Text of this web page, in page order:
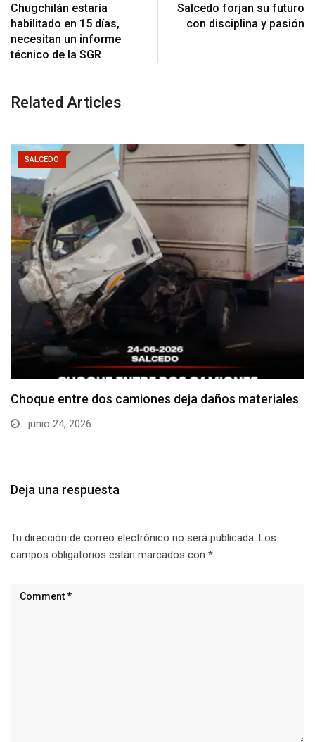
Chugchilán estaría
habilitado en 15 días,
necesitan un informe
técnico de la SGR
Salcedo forjan su futuro
con disciplina y pasión
Related Articles
SALCEDO
Choque entre dos camiones deja daños materiales
junio 24, 2026
Deja una respuesta
Tu dirección de correo electrónico no será publicada. Los
campos obligatorios están marcados con *